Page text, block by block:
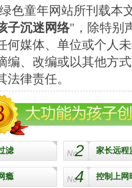
绿色童年网站所刊载本
子沉迷网络"，除特别
何媒体、单位或个人
编、改编或以其他方
律责任。
滤 2 家长远程
瘾 4 控制上网